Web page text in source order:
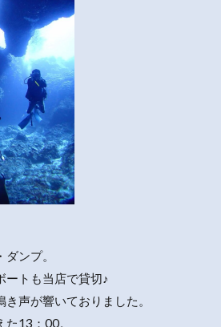
ンプ。
ートも当店で貸切♪
声が響いておりました。
13：00。